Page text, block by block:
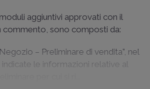
aggiuntivi approvati con il
commento, sono composti da:
– Preliminare di vendita”, nel
le informazioni relative al